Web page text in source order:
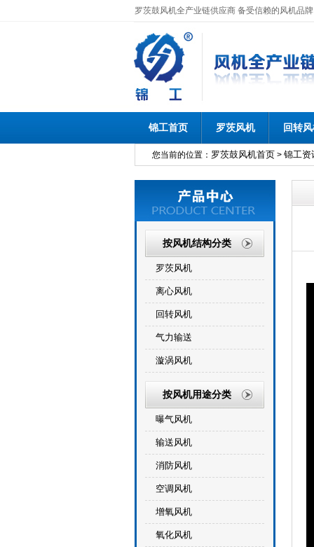
罗茨鼓风机全产业链供应商 备受信赖的风机品牌
锦工首页 罗茨风机 回转
您当前的位置： 罗茨鼓风机首页 > 锦工资
按风机结构分类
罗茨风机
离心风机
回转风机
气力输送
漩涡风机
按风机用途分类
曝气风机
输送风机
消防风机
空调风机
增氧风机
氧化风机